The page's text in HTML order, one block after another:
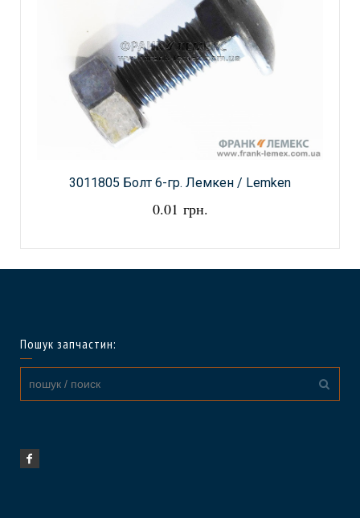
3011805 Болт 6-гр. Лемкен / Lemken
0.01 грн.
Пошук запчастин: